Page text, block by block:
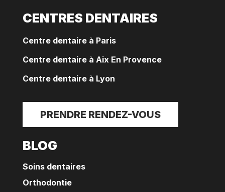
CENTRES DENTAIRES
Centre dentaire à Paris
Centre dentaire à Aix En Provence
Centre dentaire à Lyon
PRENDRE RENDEZ-VOUS
BLOG
Soins dentaires
Orthodontie